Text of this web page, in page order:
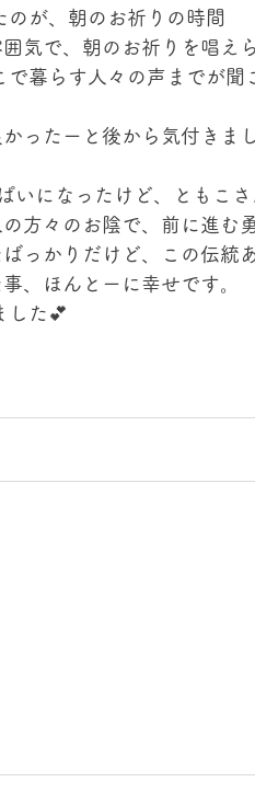
のが、朝のお祈りの時間
気で、朝のお祈りを唱え
で暮らす人々の声までが
ったーと後から気付きま
いになったけど、ともこ
方々のお陰で、前に進む
っかりだけど、この伝統
、ほんとーに幸せです。
した💕